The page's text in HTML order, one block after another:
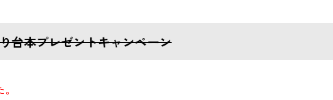
台本プレゼントキャンペーン